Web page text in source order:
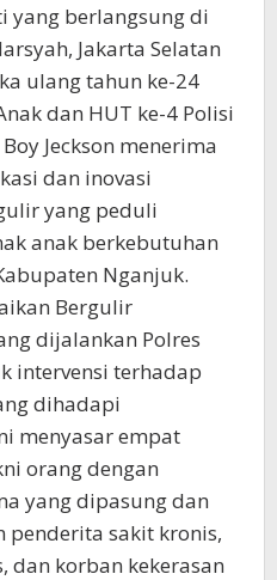
yang berlangsung di
Jakarta Selatan
ulang tahun ke-24
dan HUT ke-4 Polisi
Jeckson menerima
dan inovasi
yang peduli
anak berkebutuhan
Nganjuk.
Bergulir
dijalankan Polres
intervensi terhadap
dihadapi
menyasar empat
orang dengan
yang dipasung dan
sakit kronis,
dan korban kekerasan